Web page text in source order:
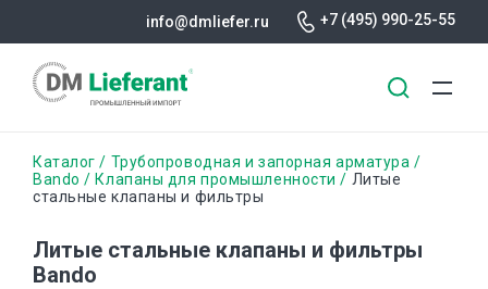
основному
info@dmliefer.ru +7 (495) 990-25-55
Строка
навигации
Каталог
Трубопроводная и запорная арматура
Bando
Клапаны для промышленности
Литые
стальные клапаны и фильтры
Литые стальные клапаны и фильтры
Bando